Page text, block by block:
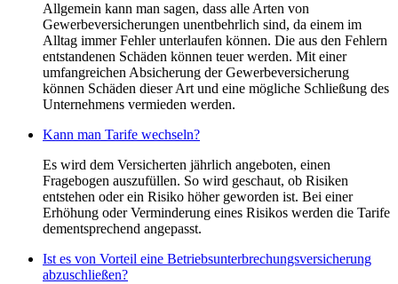
Allgemein kann man sagen, dass alle Arten von
Gewerbeversicherungen unentbehrlich sind, da einem im
Alltag immer Fehler unterlaufen können. Die aus den Fehlern
entstandenen Schäden können teuer werden. Mit einer
umfangreichen Absicherung der Gewerbeversicherung
können Schäden dieser Art und eine mögliche Schließung des
Unternehmens vermieden werden.
Kann man Tarife wechseln?
Es wird dem Versicherten jährlich angeboten, einen
Fragebogen auszufüllen. So wird geschaut, ob Risiken
entstehen oder ein Risiko höher geworden ist. Bei einer
Erhöhung oder Verminderung eines Risikos werden die Tarife
dementsprechend angepasst.
Ist es von Vorteil eine Betriebsunterbrechungsversicherung
abzuschließen?